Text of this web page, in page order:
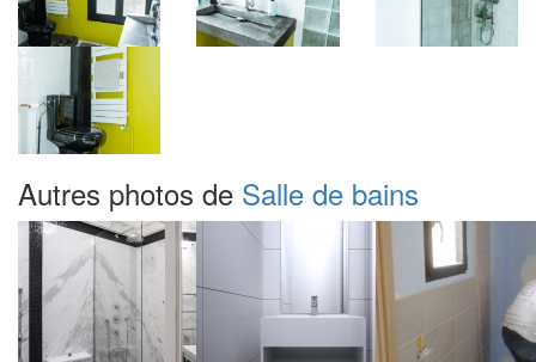
Autres photos de Salle de bains